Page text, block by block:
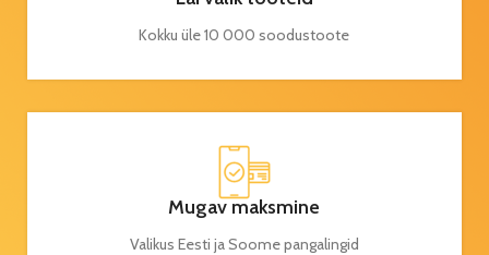
Kokku üle 10 000 soodustoote
Mugav maksmine
Valikus Eesti ja Soome pangalingid